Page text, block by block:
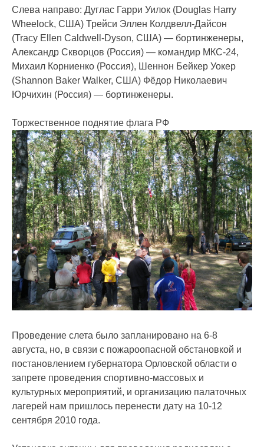
Слева направо: Дуглас Гарри Уилок (Douglas Harry
Wheelock, США) Трейси Эллен Колдвелл-Дайсон
(Tracy Ellen Caldwell-Dyson, США) — бортинженеры,
Александр Скворцов (Россия) — командир МКС-24,
Михаил Корниенко (Россия), Шеннон Бейкер Уокер
(Shannon Baker Walker, США) Фёдор Николаевич
Юрчихин (Россия) — бортинженеры.
Торжественное поднятие флага РФ
Проведение слета было запланировано на 6-8
августа, но, в связи с пожароопасной обстановкой и
постановлением губернатора Орловской области о
запрете проведения спортивно-массовых и
культурных мероприятий, и организацию палаточных
лагерей нам пришлось перенести дату на 10-12
сентября 2010 года.